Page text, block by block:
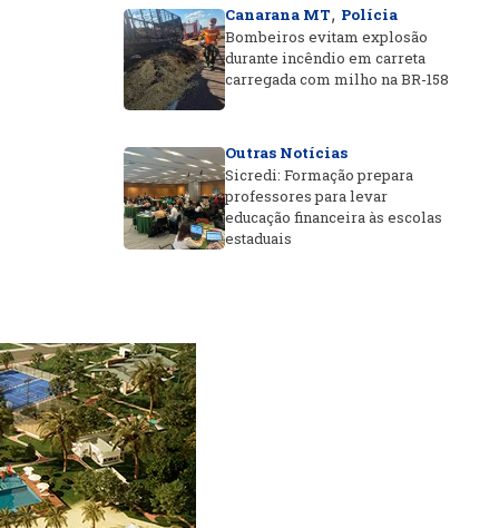
Canarana MT, Polícia
Bombeiros evitam explosão
durante incêndio em carreta
carregada com milho na BR-158
Outras Notícias
Sicredi: Formação prepara
professores para levar
educação financeira às escolas
estaduais